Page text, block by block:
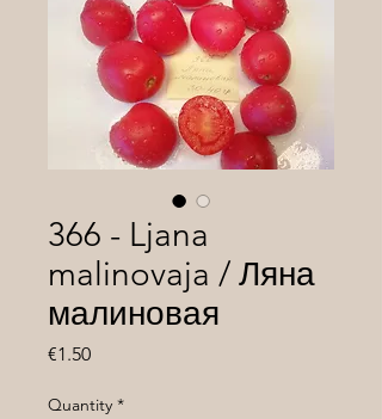
366 - Ljana
malinovaja / Ляна
малиновая
€1.50Price
Quantity *